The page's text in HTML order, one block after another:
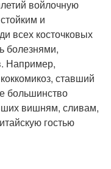
войлочную
и
всех косточковых
болезнями,
Например,
ставший
большинство
вишням, сливам,
гостью